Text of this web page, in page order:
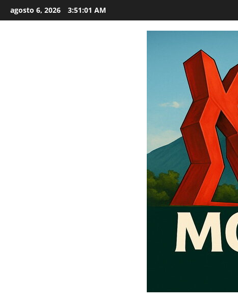
al
agosto 6, 2026 3:51:02 AM